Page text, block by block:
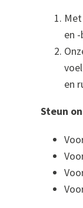
en
en
Steun